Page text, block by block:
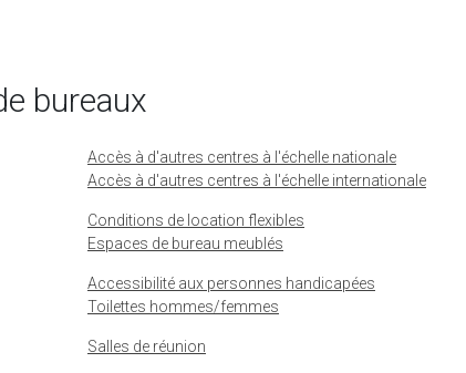
bureaux
Accès à d'autres centres à l'échelle nationale
Accès à d'autres centres à l'échelle internationale
Conditions de location flexibles
Espaces de bureau meublés
Accessibilité aux personnes handicapées
Toilettes hommes/femmes
Salles de réunion